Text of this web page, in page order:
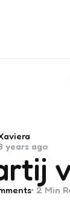
years ago
2 Min